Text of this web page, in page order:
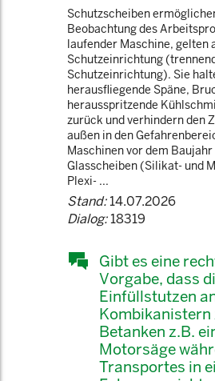
Schutzscheiben
Beobachtung des
laufender Maschine, gelten
Schutzeinrichtung
Schutzeinrichtung). Sie
herausfliegende Späne,
herausspritzende
zurück und verhindern den
außen in den
Maschinen vor dem
Glasscheiben (Silikat- und
Plexi- ...
Stand:14.07.2026
Dialog:18319
Gibt es eine
Vorgabe, dass
Einfüllstutzen
Kombikanistern
Betanken z.B.
Motorsäge
Transportes in